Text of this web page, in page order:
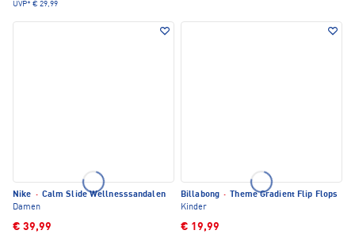
UVP* € 29,99
Nike · Calm Slide Wellnesssandalen
Damen
€ 39,99
Billabong ·
Theme Gradient Flip Flops
Kinder
€ 19,99